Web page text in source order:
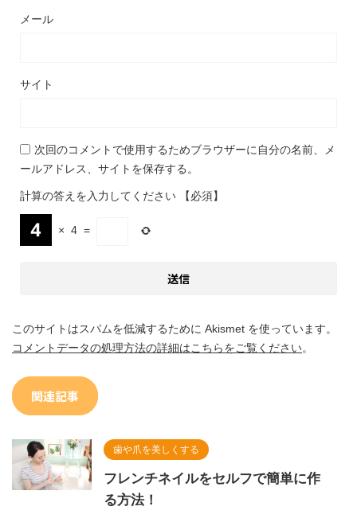
メール
サイト
次回のコメントで使用するためブラウザーに自分の名前、メ
ールアドレス、サイトを保存する。
計算の答えを入力してください 【必須】
× 4 =
このサイトはスパムを低減するために Akismet を使っています。
コメントデータの処理方法の詳細はこちらをご覧ください。
関連記事
歯や爪を美しくする
フレンチネイルをセルフで簡単に作
る方法！